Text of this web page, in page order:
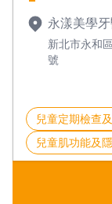
永漾美學
新北市永和
號
兒童定期檢查
兒童肌功能及